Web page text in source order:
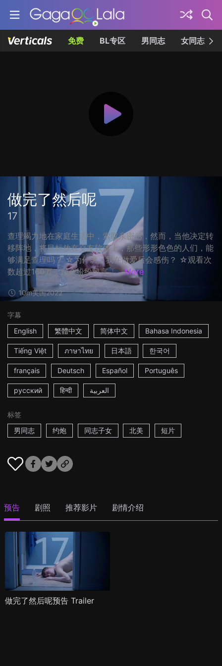
免费 BL专区 男同志 女同志
做完了然后呢
17
查理竭力地在家庭生活中，索取亲密感，然而，当他决定转
移阵地，将目标放在交友软体上，那些形形色色的人们，能
够满足查理吗？ ☆为什麽，我在做爱后会感伤？ ☆观看次
数超过160万，观众纷纷留言「... More
10m美国2022
字幕
English
繁體中文 简体中文 Bahasa Indonesia
Tiếng Việt ภาษาไทย 日本語 한국어
français Deutsch Español Português
русский हिन्दी العربية
标签
男同志
约炮 同志子女 北美 短片
预告 剧照 推荐影片 剧情介绍
做完了然后呢预告 Trailer